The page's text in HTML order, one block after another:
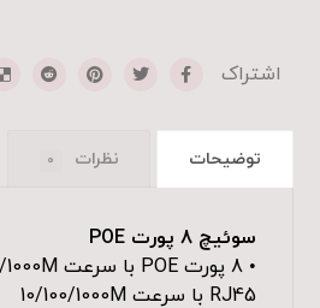
توضیحات نظرات 0
سوئیچ 8 پورت POE
RJ45 با سرعت 10/100/1000M